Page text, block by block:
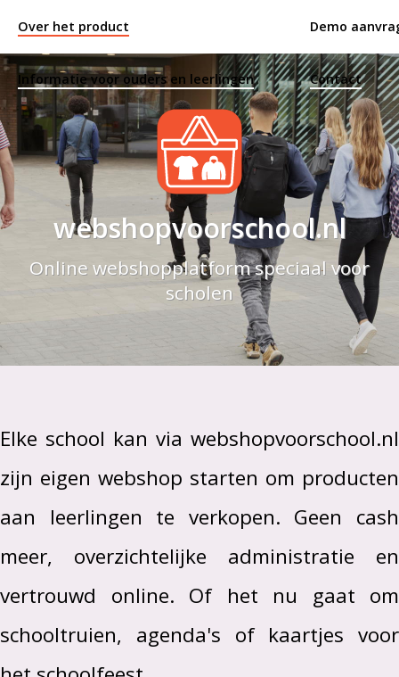
Over het product
Informatie voor ouders en leerlingen
Demo
Contact
webshopvoorschool.nl
Online webshopplatform speciaal voor
scholen
Elke school kan via webshopvoorschool.nl
zijn eigen webshop starten om producten
aan leerlingen te verkopen. Geen cash
meer, overzichtelijke administratie en
vertrouwd online. Of het nu gaat om
schooltruien, agenda's of kaartjes voor